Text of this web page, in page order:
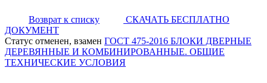
Возврат к списку
СКАЧАТЬ БЕСПЛАТНО
ДОКУМЕНТ
Статус отменен, взамен ГОСТ 475-2016 БЛОКИ ДВЕРНЫЕ
ДЕРЕВЯННЫЕ И КОМБИНИРОВАННЫЕ. ОБЩИЕ
ТЕХНИЧЕСКИЕ УСЛОВИЯ